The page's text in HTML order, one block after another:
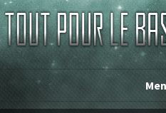
TOUT POUR LE
de basse